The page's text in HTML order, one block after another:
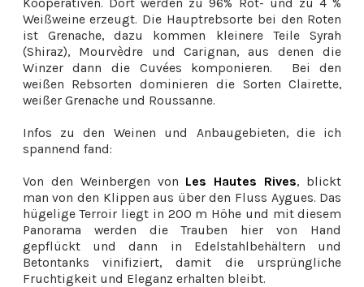
Weißweine erzeugt. Die Hauptrebsorte bei den Roten
ist Grenache, dazu kommen kleinere Teile Syrah
(Shiraz), Mourvèdre und Carignan, aus denen die
Winzer dann die Cuvées komponieren. Bei den
weißen Rebsorten dominieren die Sorten Clairette,
weißer Grenache und Roussanne.
Infos zu den Weinen und Anbaugebieten, die ich
spannend fand:
Von den Weinbergen von Les Hautes Rives, blickt
man von den Klippen aus über den Fluss Aygues. Das
hügelige Terroir liegt in 200 m Höhe und mit diesem
Panorama werden die Trauben hier von Hand
gepflückt und dann in Edelstahlbehältern und
Betontanks vinifiziert, damit die ursprüngliche
Fruchtigkeit und Eleganz erhalten bleibt.